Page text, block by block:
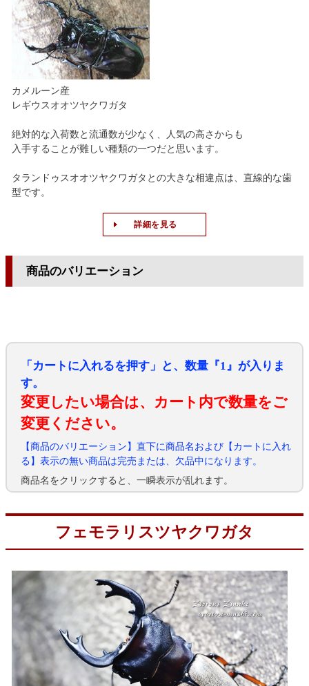
カメルーン産
レギウスオオツヤクワガタ
絶対的な入荷数と流通数が少なく、人気の高さからも
入手することが難しい種類の一つだと思います。
タランドゥスオオツヤクワガタとの大きな相違点は、直線的な歯
型です。
詳細を見る
商品のバリエーション
「カートに入れるを押す」と、数量『1』が入りま
す。
変更したい場合は、カート内で数量をご
変更ください。
【商品のバリエーション】直下に商品名および【カートに入れ
る】表示の無い商品は完売または、欠品中になります。
商品名をクリックすると、一瞬表示が乱れます。
フェモラリスツヤクワガタ